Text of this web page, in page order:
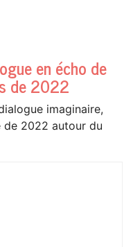
en écho de
de 2022
imaginaire,
de 2022 autour du